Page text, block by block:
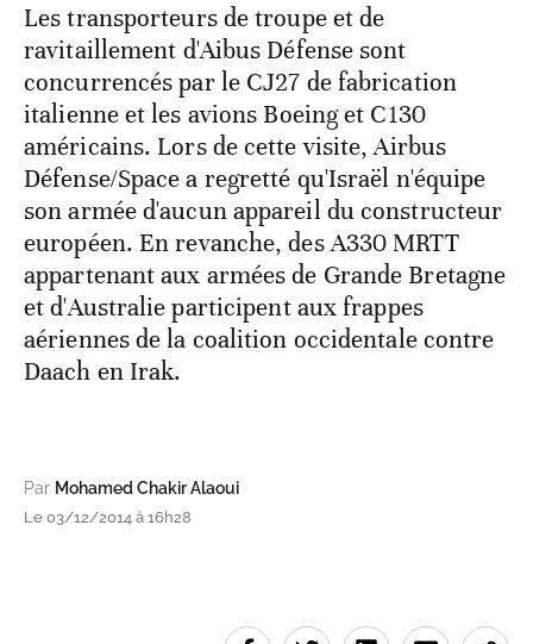
Les transporteurs de troupe et de
ravitaillement d'Aibus Défense sont
concurrencés par le CJ27 de fabrication
italienne et les avions Boeing et C130
américains. Lors de cette visite, Airbus
Défense/Space a regretté qu'Israël n'équipe
son armée d'aucun appareil du constructeur
européen. En revanche, des A330 MRTT
appartenant aux armées de Grande Bretagne
et d'Australie participent aux frappes
aériennes de la coalition occidentale contre
Daach en Irak.
Par Mohamed Chakir Alaoui
Le 03/12/2014 à 16h28